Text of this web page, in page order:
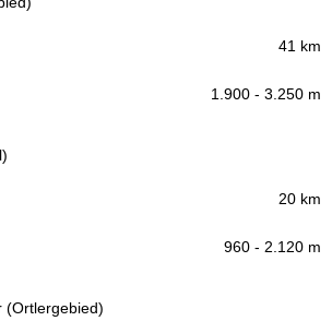
41 km
1.900 - 3.250 m
20 km
960 - 2.120 m
(Ortlergebied)